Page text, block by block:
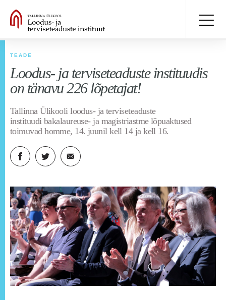
TEADE
Loodus- ja terviseteaduste instituudis
on tänavu 226 lõpetajat!
Tallinna Ülikooli loodus- ja terviseteaduste
instituudi bakalaureuse- ja magistriastme lõpuaktused
toimuvad homme, 14. juunil kell 14 ja kell 16.